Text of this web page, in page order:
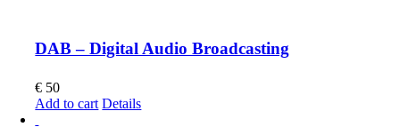
DAB – Digital Audio Broadcasting
€ 50
Add to cart Details